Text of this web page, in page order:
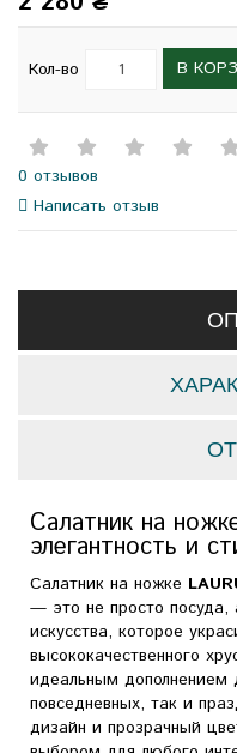
Кол-во В
0 отзывов
Написать отзыв
Салатник на
элегантность и
Салатник на ножке
— это не просто посуда,
искусства, которое
высококачественного
идеальным дополнением
повседневных, так и
дизайн и прозрачный